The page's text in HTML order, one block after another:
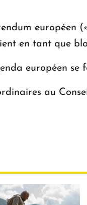
européen
en tant que
européen
au